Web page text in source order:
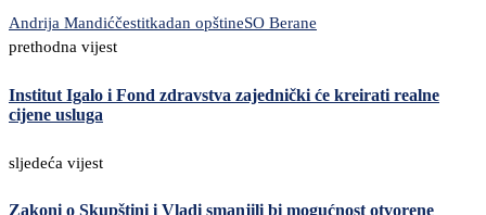
Andrija Mandićčestitkadan opštineSO Berane
prethodna vijest
Institut Igalo i Fond zdravstva zajednički će kreirati realne
cijene usluga
sljedeća vijest
Zakoni o Skupštini i Vladi smanjili bi mogućnost otvorene